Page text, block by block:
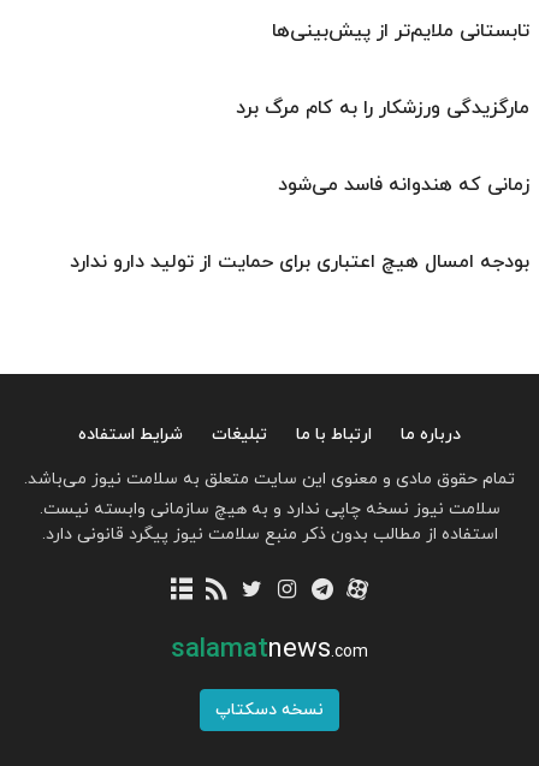
تابستانی ملایم‌تر از پیش‌بینی‌ها
مارگزیدگی ورزشکار را به کام مرگ برد
زمانی که هندوانه فاسد می‌شود
بودجه امسال هیچ اعتباری برای حمایت از تولید دارو ندارد
درباره ما ارتباط با ما تبلیغات
شرایط استفاده
تمام حقوق مادی و معنوی این سایت متعلق به سلامت نیوز می‌باشد.
سلامت نیوز نسخه چاپی ندارد و به هیچ سازمانی وابسته نیست.
استفاده از مطالب بدون ذکر منبع سلامت نیوز پیگرد قانونی دارد.
salamatnews.com
نسخه دسکتاپ